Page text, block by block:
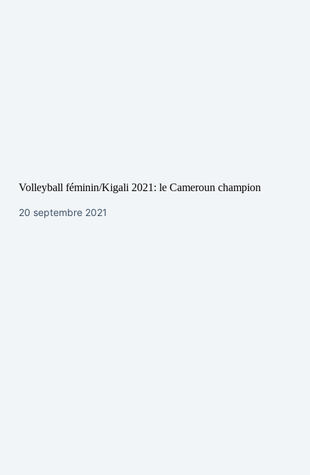
Volleyball féminin/Kigali 2021: le Cameroun champion
20 septembre 2021